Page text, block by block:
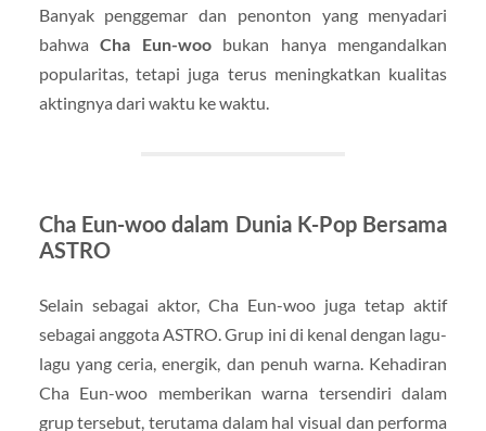
Banyak penggemar dan penonton yang menyadari
bahwaCha Eun-woobukan hanya mengandalkan
popularitas, tetapi juga terus meningkatkan kualitas
aktingnya dari waktu ke waktu.
Cha Eun-woo dalam Dunia K-Pop Bersama
ASTRO
Selain sebagai aktor, Cha Eun-woo juga tetap aktif
sebagai anggota ASTRO. Grup ini di kenal dengan lagu-
lagu yang ceria, energik, dan penuh warna. Kehadiran
Cha Eun-woo memberikan warna tersendiri dalam
grup tersebut, terutama dalam hal visual dan performa